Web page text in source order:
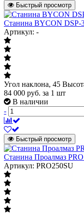
Быстрый просмотр
Станина BYCON DSP-
Артикул: -
Угол наклона, 45
84 000 руб. за 1 шт
В наличии
-
Быстрый просмотр
Станина Проалмаз
Артикул: PRO250SU